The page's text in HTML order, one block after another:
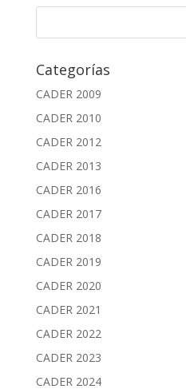
Categorías
CADER 2009
CADER 2010
CADER 2012
CADER 2013
CADER 2016
CADER 2017
CADER 2018
CADER 2019
CADER 2020
CADER 2021
CADER 2022
CADER 2023
CADER 2024